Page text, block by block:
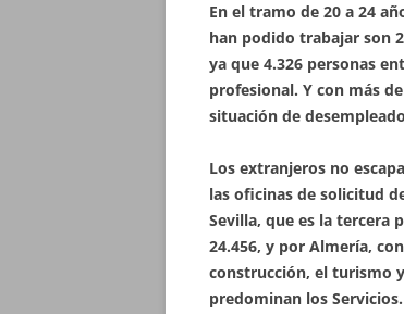
En el tramo de 20 a 24
han podido trabajar son
ya que 4.326 personas
profesional. Y con más
situación de
Los extranjeros no
las oficinas de solicitud
Sevilla, que es la tercera
24.456, y por Almería,
construcción, el turismo
predominan los Servicios.